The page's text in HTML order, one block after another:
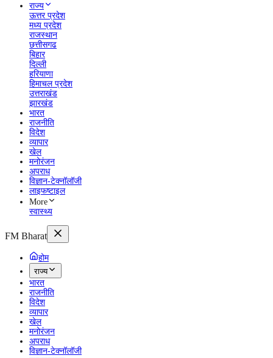
राज्य
ऊत्तर प्रदेश
मध्य प्रदेश
राजस्थान
छत्तीसगढ
बिहार
दिल्ली
हरियाणा
हिमाचल प्रदेश
उत्तराखंड
झारखंड
भारत
राजनीति
विदेश
व्यापार
खेल
मनोरंजन
अपराध
विज्ञान-टेक्नॉलॉजी
लाइफष्टाइल
More
स्वास्थ्य
FM Bharat
होम
राज्य
भारत
राजनीति
विदेश
व्यापार
खेल
मनोरंजन
अपराध
विज्ञान-टेक्नॉलॉजी